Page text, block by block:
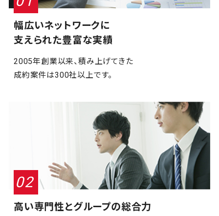
幅広いネットワークに
支えられた豊富な実績
2005年創業以来、積み上げてきた
成約案件は300社以上です。
高い専門性とグループの総合力